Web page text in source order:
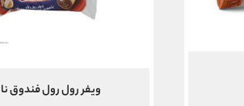
ویفر رول رول فندوق